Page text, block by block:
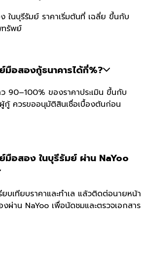
ในบุรีรัมย์ ราคาเริ่มต้นที่ เฉลี่ย ขึ้นกับ
ทรัพย์
อสองกู้ธนาคารได้กี่%?
90–100% ของราคาประเมิน ขึ้นกับ
กู้ ควรขออนุมัติสินเชื่อเบื้องต้นก่อน
อสอง ในบุรีรัมย์ ผ่าน NaYoo
บเทียบราคาและทำเล แล้วติดต่อนายหน้า
ผ่าน NaYoo เพื่อนัดชมและตรวจเอกสาร